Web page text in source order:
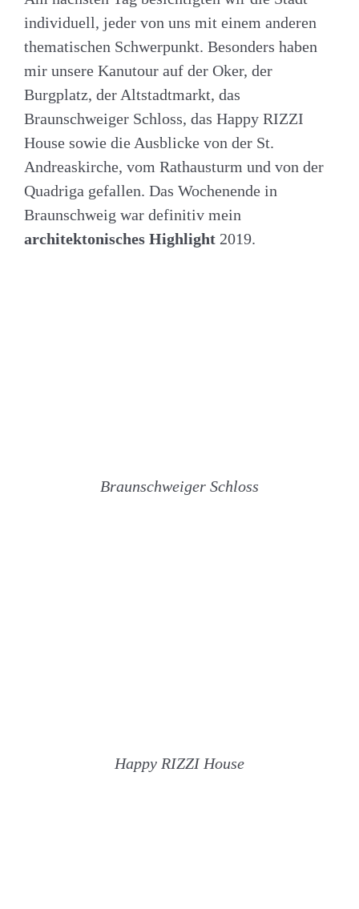
individuell, jeder von uns mit einem anderen
thematischen Schwerpunkt. Besonders haben
mir unsere Kanutour auf der Oker, der
Burgplatz, der Altstadtmarkt, das
Braunschweiger Schloss, das Happy RIZZI
House sowie die Ausblicke von der St.
Andreaskirche, vom Rathausturm und von der
Quadriga gefallen. Das Wochenende in
Braunschweig war definitiv mein
architektonisches Highlight 2019.
Braunschweiger Schloss
Happy RIZZI House